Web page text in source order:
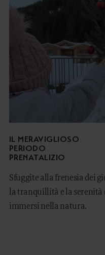
IL MERAVIGLIOSO
PERIODO
PRENATALIZIO
Sfuggite alla frenesia dei
la tranquillità e la serenità
immersi nella natura.